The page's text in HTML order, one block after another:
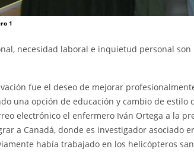
1
necesidad laboral e inquietud personal
fue el deseo de mejorar
una opción de educación y cambio de estilo
electrónico el enfermero Iván Ortega a la
a Canadá, donde es investigador
había trabajado en los helicópteros